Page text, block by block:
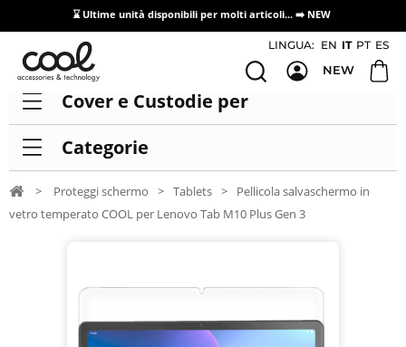
⌛ Ultime unità disponibili per molti articoli... ➡️ NEW
Accesso/registrazione distributori
LINGUA: EN IT PT ES
NEW
Cover e Custodie per
Categorie
> Proteggi schermo > Tablets >
Pellicola salvaschermo in
vetro temperato COOL per Lenovo Tab M10 Plus Gen 3